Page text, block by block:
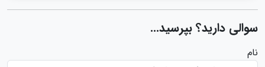
سوالی دارید؟ بپرسید...
نام